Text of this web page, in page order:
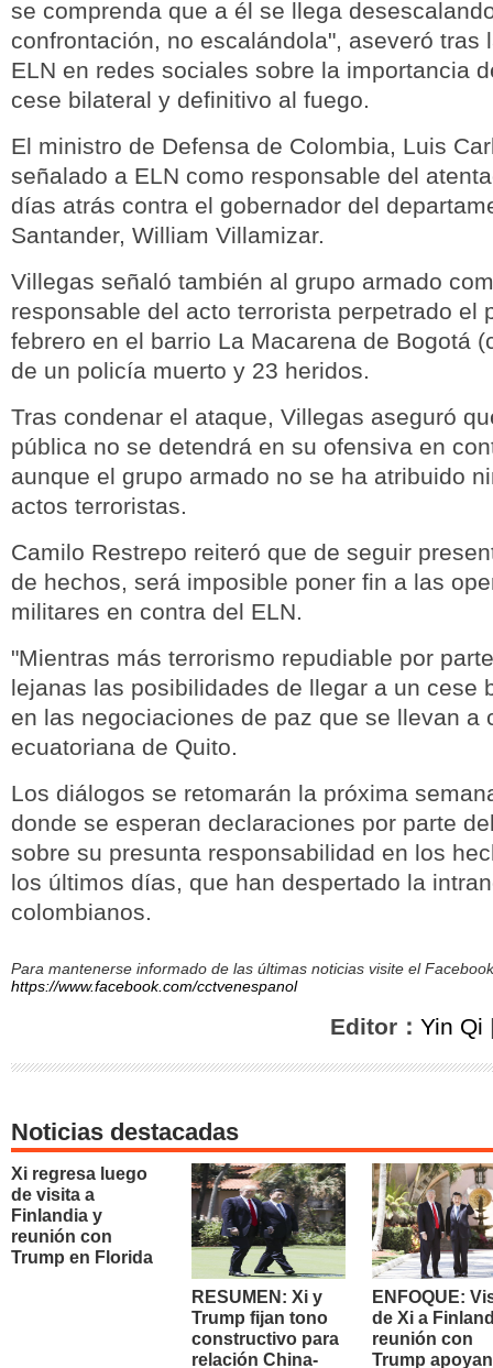
se comprenda que a él se llega
confrontación, no escalándola", aseveró tras
ELN en redes sociales sobre la importancia
cese bilateral y definitivo al fuego.
El ministro de Defensa de Colombia, Luis
señalado a ELN como responsable del
días atrás contra el gobernador del
Santander, William Villamizar.
Villegas señaló también al grupo armado
responsable del acto terrorista perpetrado el
febrero en el barrio La Macarena de Bogotá
de un policía muerto y 23 heridos.
Tras condenar el ataque, Villegas aseguró
pública no se detendrá en su ofensiva en
aunque el grupo armado no se ha atribuido
actos terroristas.
Camilo Restrepo reiteró que de seguir
de hechos, será imposible poner fin a las
militares en contra del ELN.
"Mientras más terrorismo repudiable por
lejanas las posibilidades de llegar a un cese
en las negociaciones de paz que se llevan a
ecuatoriana de Quito.
Los diálogos se retomarán la próxima
donde se esperan declaraciones por parte
sobre su presunta responsabilidad en los
los últimos días, que han despertado la
colombianos.
Para mantenerse informado de las últimas noticias visite el
https://www.facebook.com/cctvenespanol
Editor： Yin Qi
Noticias destacadas
Xi regresa luego
de visita a
Finlandia y
reunión con
Trump en Florida
RESUMEN: Xi y
Trump fijan tono
constructivo para
relación China-
ENFOQUE:
de Xi a
reunión con
Trump apoyan